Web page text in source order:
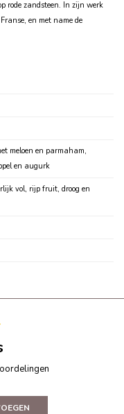
rode zandsteen. In zijn werk
en met name de
meloen en parmaham,
en augurk
vol, rijp fruit, droog en